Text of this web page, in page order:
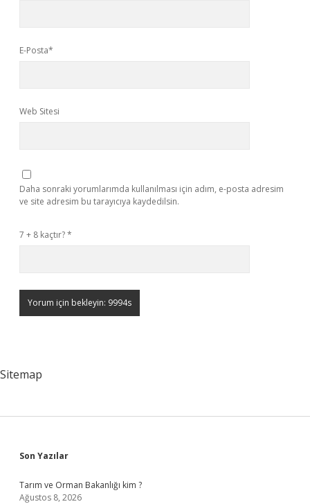
E-Posta*
Web Sitesi
Daha sonraki yorumlarımda kullanılması için adım, e-posta adresim
ve site adresim bu tarayıcıya kaydedilsin.
7 + 8 kaçtır?*
Sitemap
Sidebar
Son Yazılar
Tarım ve Orman Bakanlığı kim ?
Ağustos 8, 2026